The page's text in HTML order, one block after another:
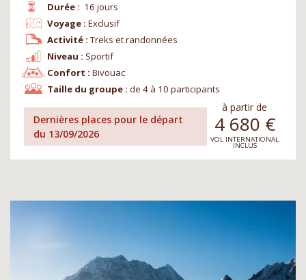
Durée : 16 jours
Niveau : Sportif
Voyage : Exclusif
Confort : Bivouac
Activité : Treks et randonnées
Taille du groupe : de 4 à 10 participants
Dernières places pour le départ
du 13/09/2026
à partir de
4 680 €
VOL INTERNATIONAL
INCLUS